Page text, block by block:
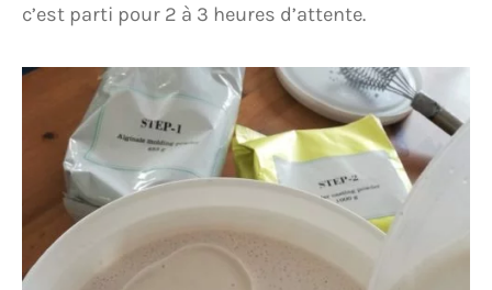
c’est parti pour 2 à 3 heures d’attente.